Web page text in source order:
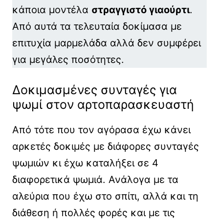
κάποια μοντέλα στραγγιστό γιαούρτι.
Από αυτά τα τελευταία δοκίμασα με
επιτυχία μαρμελάδα αλλά δεν συμφέρει
για μεγάλες ποσότητες.
Δοκιμασμένες συνταγές για
ψωμί στον αρτοπαρασκευαστή
Από τότε που τον αγόρασα έχω κάνει
αρκετές δοκιμές με διάφορες συνταγές
ψωμιών κι έχω καταλήξει σε 4
διαφορετικά ψωμιά. Ανάλογα με τα
αλεύρια που έχω στο σπίτι, αλλά και τη
διάθεση ή πολλές φορές και με τις